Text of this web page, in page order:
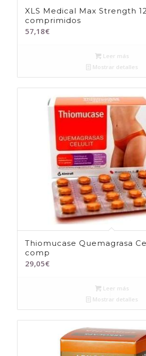
XLS Medical Max Strength
comprimidos
57,18€
Leer más
Mostrar detalles
Thiomucase Quemagrasa
comp
29,05€
Leer más
Mostrar detalles